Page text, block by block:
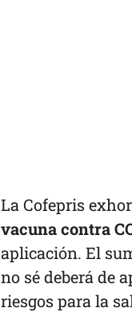
La Cofepris
vacuna contra
aplicación. El
no sé deberá de
riesgos para la